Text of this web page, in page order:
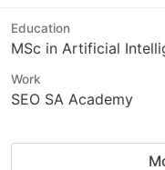
Education
MSc in Artificial
Work
SEO SA Academy